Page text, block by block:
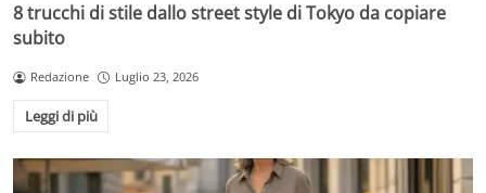
8 trucchi di stile dallo street style di Tokyo da copiare
subito
Redazione Luglio 23, 2026
Leggi di più